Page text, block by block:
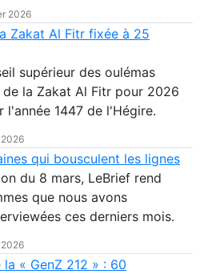
2026
Zakat Al Fitr fixée à 25
supérieur des oulémas
la Zakat Al Fitr pour 2026
l'année 1447 de l'Hégire.
2026
qui bousculent les lignes
du 8 mars, LeBrief rend
que nous avons
ces derniers mois.
« GenZ 212 » : 60